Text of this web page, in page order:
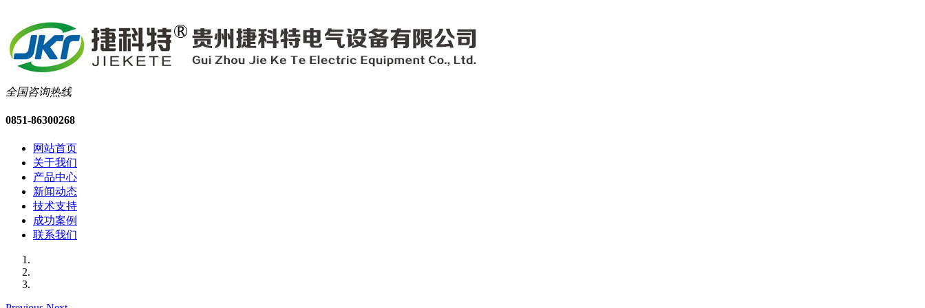
全国咨询热线
0851-86300268
网站首页
关于我们
产品中心
新闻动态
技术支持
成功案例
联系我们